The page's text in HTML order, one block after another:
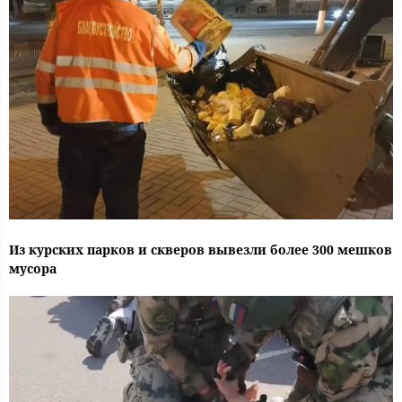
Из курских парков и скверов вывезли более 300 мешков
мусора